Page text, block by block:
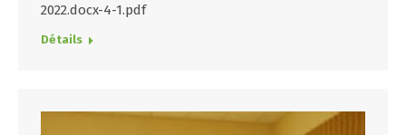
2022.docx-4-1.pdf
Détails